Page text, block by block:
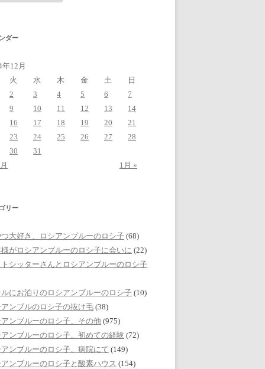
ダー
年12月
火
水 木 金 土
日
2
3 4 5 6
7
9
10 11 12 13
14
16
17 18 19 20
21
23
24 25 26 27
28
30
31
1月 »
リー
大好き、ロシアンブルーのロシ子 (68)
がロシアンブルーのロシ子に会いに (22)
シッターさんとロシアンブルーのロシ子
にお泊りのロシアンブルーのロシ子 (10)
ンブルのロシ子の抜け毛 (38)
ンブルーのロシ子、その他 (975)
ンブルーのロシ子、初めての経験 (72)
ンブルーのロシ子、病院にて (149)
ンブルーのロシ子と酸素ハウス (154)